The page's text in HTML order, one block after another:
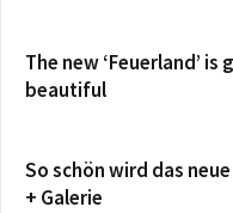
The new ‘Feuerland’ is
beautiful
So schön wird das
+ Galerie